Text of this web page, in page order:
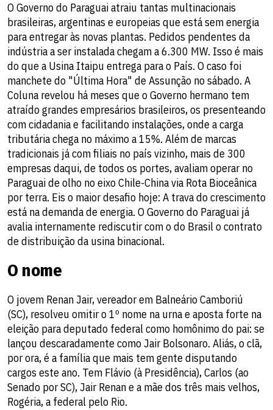
O Governo do Paraguai atraiu tantas multinacionais
brasileiras, argentinas e europeias que está sem energia
para entregar às novas plantas. Pedidos pendentes da
indústria a ser instalada chegam a 6.300 MW. Isso é mais
do que a Usina Itaipu entrega para o País. O caso foi
manchete do "Última Hora" de Assunção no sábado. A
Coluna revelou há meses que o Governo hermano tem
atraído grandes empresários brasileiros, os presenteando
com cidadania e facilitando instalações, onde a carga
tributária chega no máximo a 15%. Além de marcas
tradicionais já com filiais no país vizinho, mais de 300
empresas daqui, de todos os portes, avaliam operar no
Paraguai de olho no eixo Chile-China via Rota Bioceânica
por terra. Eis o maior desafio hoje: A trava do crescimento
está na demanda de energia. O Governo do Paraguai já
avalia internamente rediscutir com o do Brasil o contrato
de distribuição da usina binacional.
O nome
O jovem Renan Jair, vereador em Balneário Camboriú
(SC), resolveu omitir o 1º nome na urna e aposta forte na
eleição para deputado federal como homônimo do pai: se
lançou descaradamente como Jair Bolsonaro. Aliás, o clã,
por ora, é a família que mais tem gente disputando
cargos este ano. Tem Flávio (à Presidência), Carlos (ao
Senado por SC), Jair Renan e a mãe dos três mais velhos,
Rogéria, a federal pelo Rio.